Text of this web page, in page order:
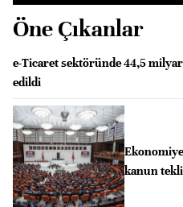
Öne Çıkanlar
e-Ticaret sektöründe 44,5 milyar
edildi
kanun